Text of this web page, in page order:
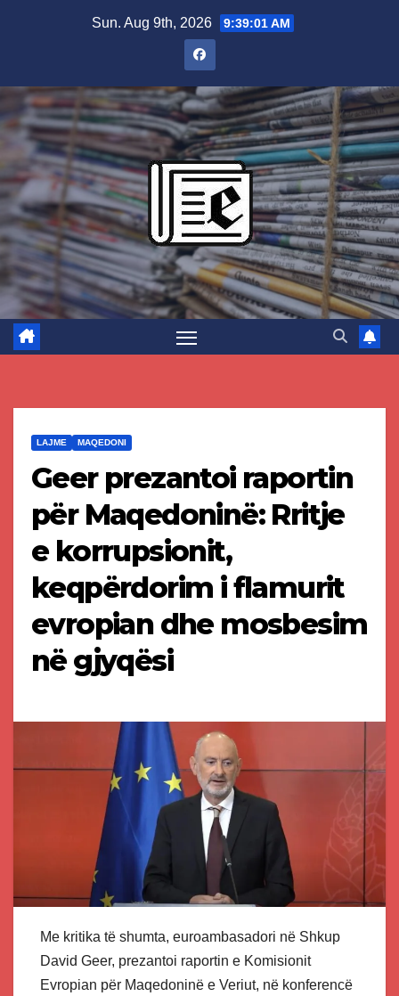
Sun. Aug 9th, 2026 9:39:02 AM
LAJME MAQEDONI
Geer prezantoi raportin
për Maqedoninë: Rritje
e korrupsionit,
keqpërdorim i flamurit
evropian dhe mosbesim
në gjyqësi
Me kritika të shumta, euroambasadori në Shkup
David Geer, prezantoi raportin e Komisionit
Evropian për Maqedoninë e Veriut, në konferencë